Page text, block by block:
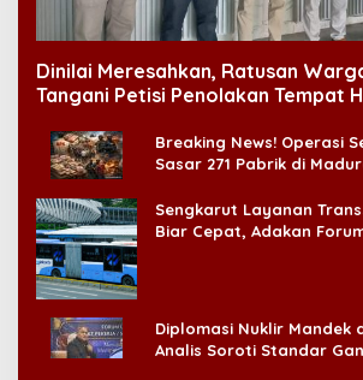
Dinilai Meresahkan, Ratusan
Tangani Petisi Penolakan Tempat
Breaking News! Operasi
Sasar 271 Pabrik di
Sengkarut Layanan
Biar Cepat, Adakan
Diplomasi Nuklir Mandek
Analis Soroti Standar